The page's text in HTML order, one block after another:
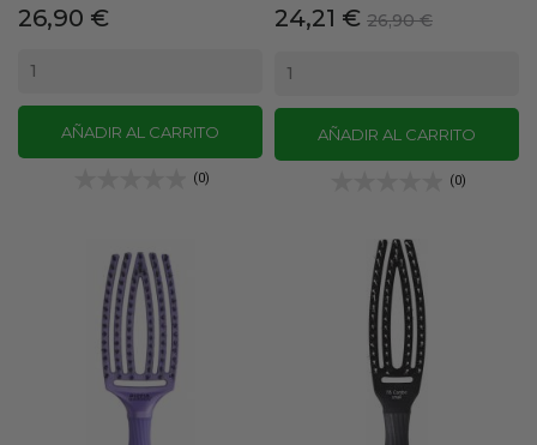
Precio
26,90 €
AÑADIR AL CARRITO
(0)
Precio
24,21 € Precio
26,90 €
AÑADIR AL CARRITO
(0)